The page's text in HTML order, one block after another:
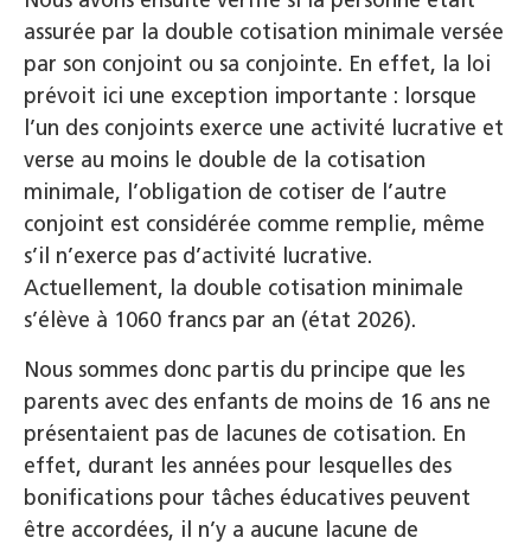
assurée par la double cotisation minimale versée
par son conjoint ou sa conjointe. En effet, la loi
prévoit ici une exception importante : lorsque
l’un des conjoints exerce une activité lucrative et
verse au moins le double de la cotisation
minimale, l’obligation de cotiser de l’autre
conjoint est considérée comme remplie, même
s’il n’exerce pas d’activité lucrative.
Actuellement, la double cotisation minimale
s’élève à 1060 francs par an (état 2026).
Nous sommes donc partis du principe que les
parents avec des enfants de moins de 16 ans ne
présentaient pas de lacunes de cotisation. En
effet, durant les années pour lesquelles des
bonifications pour tâches éducatives peuvent
être accordées, il n’y a aucune lacune de